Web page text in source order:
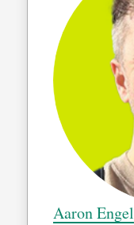
Aaron Engel